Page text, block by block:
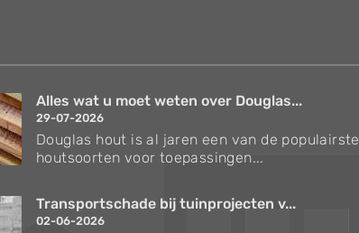
Alles wat u moet weten over Douglas...
29-07-2026
Douglas hout is al jaren een van de populairste
houtsoorten voor toepassingen...
Transportschade bij tuinprojecten v...
02-06-2026